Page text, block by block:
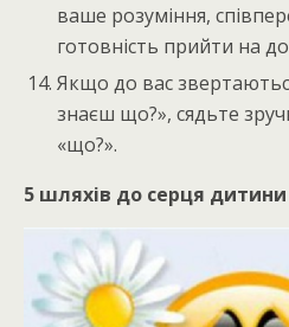
ваше розуміння,
готовність прийти на
Якщо до вас
знаєш що?», сядьте
«що?».
5 шляхів до серця дитини